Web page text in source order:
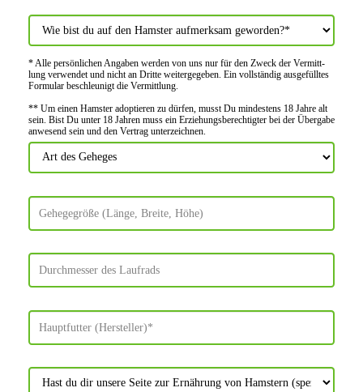
* Alle persön­lichen Angaben werden von uns nur für den Zweck der Vermitt­
lung verwendet und nicht an Dritte weiter­gegeben. Ein voll­ständig ausge­fülltes
Formular beschleu­nigt die Vermitt­lung.
** Um einen Hamster adoptieren zu dürfen, musst Du mindes­tens 18 Jahre alt
sein. Bist Du unter 18 Jahren muss ein Erziehungs­berechtigter bei der Über­gabe
anwes­end sein und den Vertrag unter­zeichnen.